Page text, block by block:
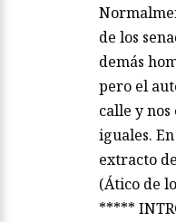
de los
demás
pero el
calle y
iguales.
extracto
(Ático de
*****